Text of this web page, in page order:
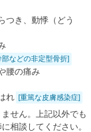
つき、動悸（どう
などの非定型骨折]
腰の痛み
れ [重篤な皮膚感染症]
せん。上記以外でも
相談してください。